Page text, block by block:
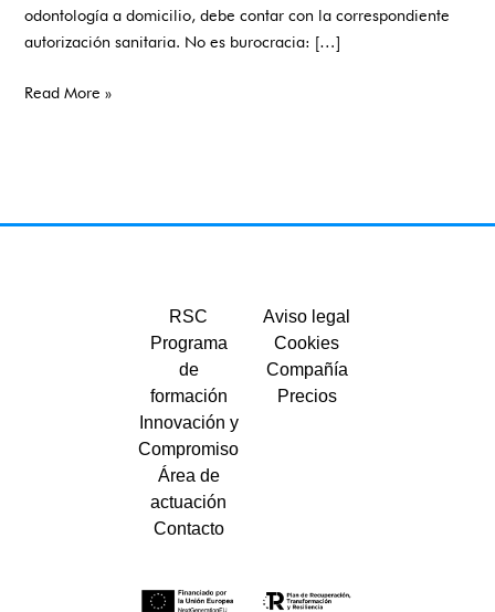
odontología a domicilio, debe contar con la correspondiente
autorización sanitaria. No es burocracia: […]
Read More »
RSC
Programa
de
formación
Innovación y
Compromiso
Área de
actuación
Contacto
Aviso legal
Cookies
Compañía
Precios